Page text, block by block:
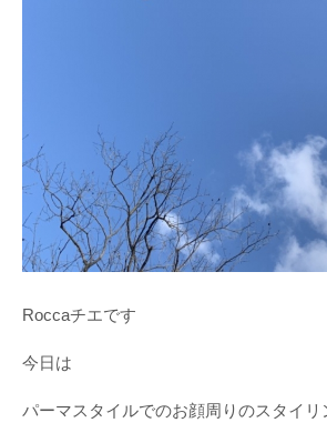
Roccaチエです
今日は
パーマスタイルでのお顔周りのスタイリ